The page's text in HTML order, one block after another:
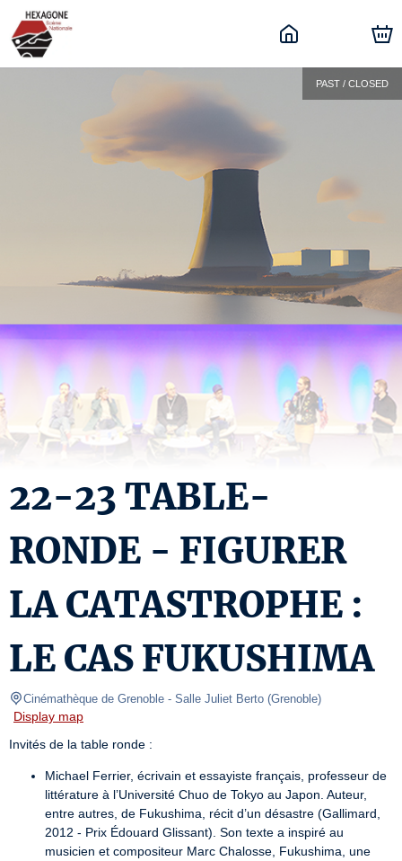
PAST / CLOSED
22-23 TABLE-
RONDE - FIGURER
LA CATASTROPHE :
LE CAS FUKUSHIMA
Cinémathèque de Grenoble - Salle Juliet Berto (Grenoble)
Display map
Invités de la table ronde :
Michael Ferrier, écrivain et essayiste français, professeur de
littérature à l’Université Chuo de Tokyo au Japon. Auteur,
entre autres, de Fukushima, récit d’un désastre (Gallimard,
2012 - Prix Édouard Glissant). Son texte a inspiré au
musicien et compositeur Marc Chalosse, Fukushima, une